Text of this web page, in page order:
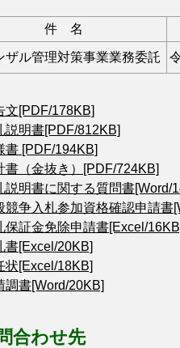
件 名
ザル管理対策事業業務委託
[PDF/178KB]
明書[PDF/812KB]
[PDF/194KB]
（金抜き）[PDF/724KB]
明書に関する質問書[Word/
争入札参加資格確認申請書
証金免除申請書[Excel/
[Excel/20KB]
[Excel/18KB]
書[Word/20KB]
合わせ先